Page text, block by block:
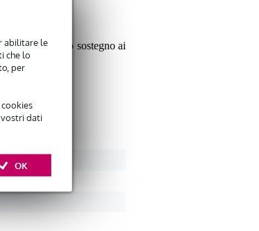
abilitare le
che lo
per
dati
OK
il giusto sostegno ai